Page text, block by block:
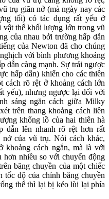
trụ giãn nở (mà ngày nay các
tối) có tác dụng rất yếu ở
vật thể khối lượng lớn trong vũ
của nhau bởi trường hấp dẫn
của Newton đã cho chúng
với bình phương khoảng
dẫn càng mạnh. Sự trái ngược
hấp dẫn) khiến cho các thiên
cách rõ rệt ở khoảng cách lớn
yếu), nhưng ngược lại đối với
sáng ngăn cách giữa Milky
trên thang khoảng cách liên
khổng lồ của hai thiên hà
dẫn lên nhanh rõ rệt hơn rất
của vũ trụ. Nói cách khác,
khoảng cách ngắn, mà là với
hơn nhiều so với chuyển động
băng chuyền của một chiếc
tốc độ của chính băng chuyền
thể thì lại bị kéo lùi lại phía